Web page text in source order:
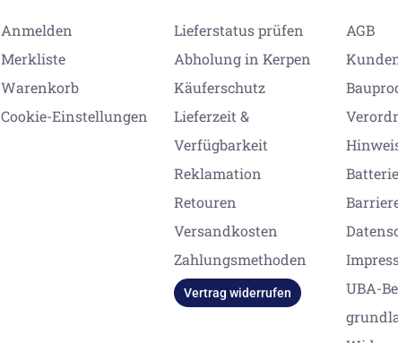
Anmelden
Merkliste
Warenkorb
Cookie-Einstellungen
Lieferstatus prüfen
Abholung in Kerpen
Käuferschutz
Lieferzeit &
Verfügbarkeit
Reklamation
Retouren
Versandkosten
Zahlungsmethoden
Vertrag widerrufen
AGB
UBA-